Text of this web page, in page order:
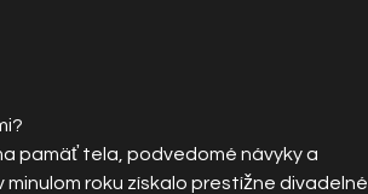
pamäť tela, podvedomé návyky a
roku získalo prestížne divadelné